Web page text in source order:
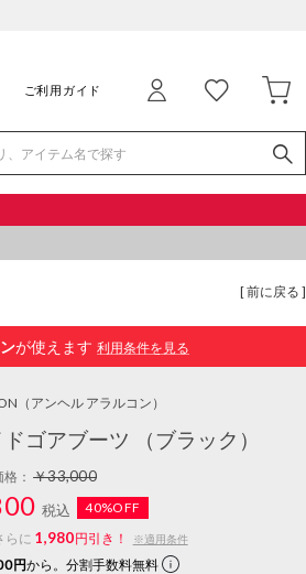
ご利用ガイド
[ 前に戻る ]
が使えます 利用条件を見る
（アンヘル アラルコン）
ゴアブーツ （ブラック）
格：￥33,000
税込
40%OFF
らに 1,980円引き！ ※適用条件
円から。分割手数料無料